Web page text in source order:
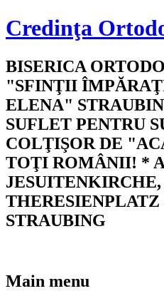
Credinţa
BISERICA
"SFINŢII
ELENA"
SUFLET PENTRU
COLŢIŞOR DE
TOŢI ROMÂNII! *
JESUITENKIRCHE,
THERESIENPLATZ
STRAUBING
Main menu